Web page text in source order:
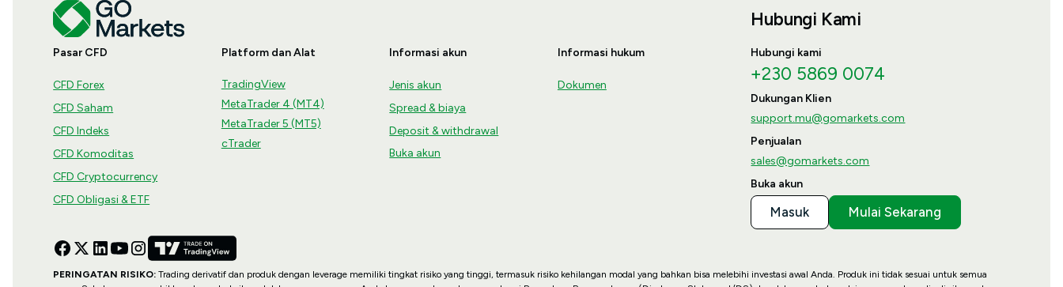
Pasar CFD
CFD Forex
CFD Saham
CFD Indeks
CFD Komoditas
CFD Cryptocurrency
CFD Obligasi & ETF
Platform dan Alat
TradingView
MetaTrader 4 (MT4)
MetaTrader 5 (MT5)
cTrader
Informasi akun
Jenis akun
Spread & biaya
Deposit & withdrawal
Buka akun
Informasi hukum
Dokumen
Hubungi Kami
Hubungi kami
+230 5869 0074
Dukungan Klien
support.mu@gomarkets.com
Penjualan
sales@gomarkets.com
Buka akun
Masuk Mulai Sekarang
PERINGATAN RISIKO: Trading derivatif dan produk dengan leverage memiliki tingkat risiko yang tinggi, termasuk risiko kehilangan modal yang bahkan bisa melebihi investasi awal Anda. Produk ini tidak sesuai untuk semua